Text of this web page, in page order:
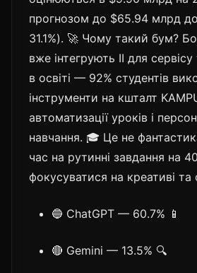
прогнозом до $65.94 млрд
31.1%). 🚀 Чому такий бум?
вже інтегрують ІІ для
в освіті — 92% студентів
інструменти на кшталт
автоматизації уроків і
навчання. 🎓 Це не
час на рутинні завдання на
фокусуватися на креативі та
🔵 ChatGPT — 60.7% 📱
🔴 Gemini — 13.5% 🔍